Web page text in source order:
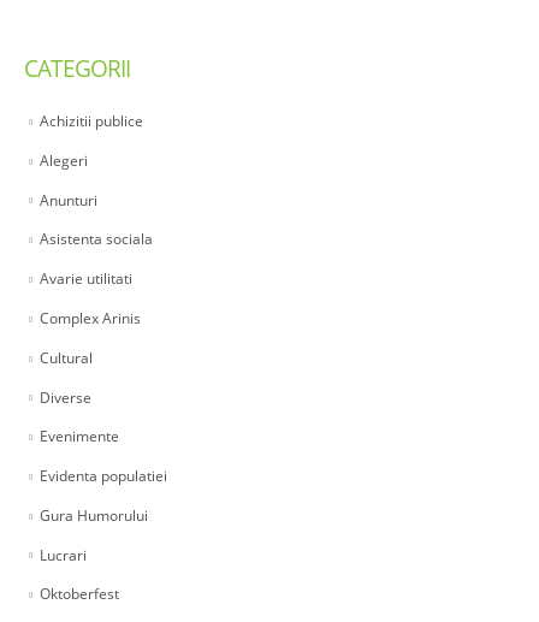
CATEGORII
Achizitii publice
Alegeri
Anunturi
Asistenta sociala
Avarie utilitati
Complex Arinis
Cultural
Diverse
Evenimente
Evidenta populatiei
Gura Humorului
Lucrari
Oktoberfest